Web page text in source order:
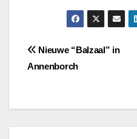
Bericht
Nieuwe “Balzaal” in
Annenborch